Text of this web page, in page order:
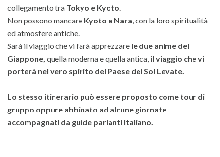
collegamento tra Tokyo e Kyoto.
Non possono mancare Kyoto e Nara, con la loro spiritualità
ed atmosfere antiche.
Sarà il viaggio che vi farà apprezzare le due anime del
Giappone, quella moderna e quella antica, il viaggio che vi
porterà nel vero spirito del Paese del Sol Levate.
Lo stesso itinerario può essere proposto come tour di
gruppo oppure abbinato ad alcune giornate
accompagnati da guide parlanti Italiano.